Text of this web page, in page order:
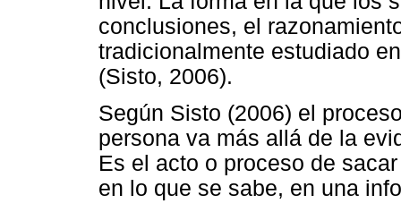
conclusiones, el
tradicionalmente estudiado
(Sisto, 2006).
Según Sisto (2006) el
persona va más allá de la
Es el acto o proceso de
en lo que se sabe, en una